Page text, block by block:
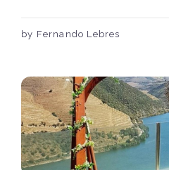
by Fernando Lebres